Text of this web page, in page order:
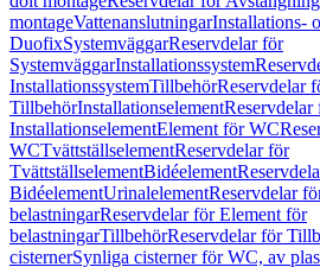
montageVattenanslutningarInstallations-
DuofixSystemväggarReservdelar för
SystemväggarInstallationssystem
InstallationssystemTillbehörReservdelar
TillbehörInstallationselementReservdelar
InstallationselementElement för WC
WCTvättställselementReservdelar för
TvättställselementBidéelement
BidéelementUrinalelementReservdelar
belastningarReservdelar för Element för
belastningarTillbehörReservdelar för
cisternerSynliga cisterner för WC, av